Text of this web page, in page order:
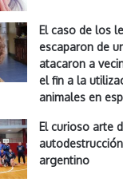
El caso de los
escaparon de
atacaron a
el fin a la
animales en
El curioso arte
argentino